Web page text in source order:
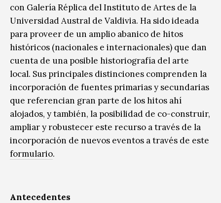
con Galería Réplica del Instituto de Artes de la
Universidad Austral de Valdivia. Ha sido ideada
para proveer de un amplio abanico de hitos
históricos (nacionales e internacionales) que dan
cuenta de una posible historiografía del arte
local. Sus principales distinciones comprenden la
incorporación de fuentes primarias y secundarias
que referencian gran parte de los hitos ahí
alojados, y también, la posibilidad de co-construir,
ampliar y robustecer este recurso a través de la
incorporación de nuevos eventos a través de este
formulario.
Antecedentes